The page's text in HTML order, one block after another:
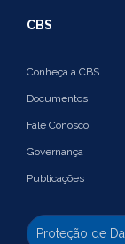
CBS
Conheça a CBS
Documentos
Fale Conosco
Governança
Publicações
Proteção de